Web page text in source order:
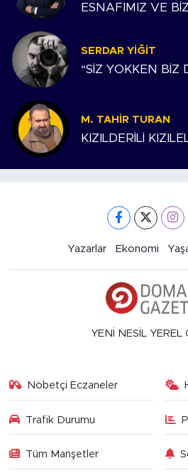
ESNAFIMIZ VE
SERDAR YIĞIT
“SİZ YOKKEN BİZ
M. TAHIR TURAN
KIZILDERİLİ
Yazarlar Ekonomi
YENİ NESİL YEREL
Nöbetçi Eczaneler
Trafik Durumu
Tüm Manşetler